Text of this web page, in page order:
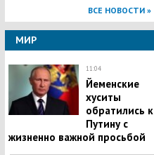
ВСЕ НОВОСТИ »
МИР
11:04
Йеменские
хуситы
обратились к
Путину с
жизненно важной просьбой